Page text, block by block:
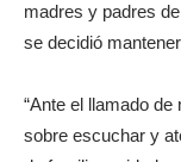
madres y padres
se decidió
“Ante el llamado
sobre escuchar y